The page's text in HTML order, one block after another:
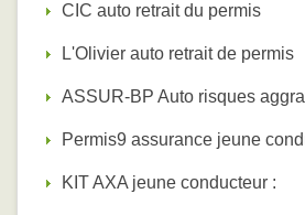
CIC auto retrait du permis
L'Olivier auto retrait de permis
ASSUR-BP Auto risques
Permis9 assurance jeune
KIT AXA jeune conducteur :